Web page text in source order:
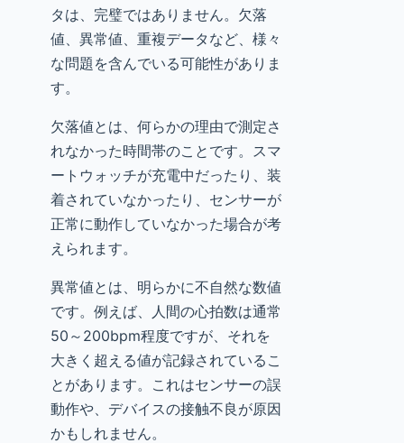
タは、完璧ではありません。欠落
値、異常値、重複データなど、様々
な問題を含んでいる可能性がありま
す。
欠落値とは、何らかの理由で測定さ
れなかった時間帯のことです。スマ
ートウォッチが充電中だったり、装
着されていなかったり、センサーが
正常に動作していなかった場合が考
えられます。
異常値とは、明らかに不自然な数値
です。例えば、人間の心拍数は通常
50～200bpm程度ですが、それを
大きく超える値が記録されているこ
とがあります。これはセンサーの誤
動作や、デバイスの接触不良が原因
かもしれません。